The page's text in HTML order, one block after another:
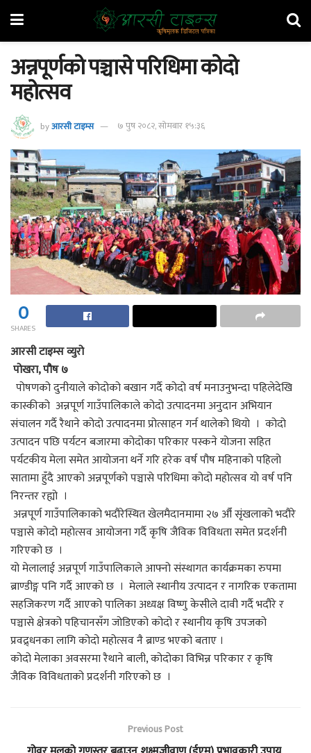
अन्नपूर्णको पञ्चासे परिधिमा कोदो
महोत्सव
byआरसी टाइम्स ७ पुष २०८२, सोमबार १५:३६
0
SHARES
आरसी टाइम्स व्युरो
पोखरा, पौष ७
पोषणको दुनीयाले कोदोको बखान गर्दै कोदो वर्ष मनाउनुभन्दा पहिलेदेखि
कास्कीको अन्नपूर्ण गाउँपालिकाले कोदो उत्पादनमा अनुदान अभियान
संचालन गर्दै रैथाने कोदो उत्पादनमा प्रोत्साहन गर्न थालेको थियो । कोदो
उत्पादन पछि पर्यटन बजारमा कोदोका परिकार पस्कने योजना सहित
पर्यटकीय मेला समेत आयोजना थर्ने गरि हरेक वर्ष पौष महिनाको पहिलो
सातामा हुँदै आएको अन्नपूर्णको पञ्चासे परिधिमा कोदो महोत्सव यो वर्ष पनि
निरन्तर रह्यो ।
अन्नपूर्ण गाउँपालिकाको भदौरेस्थित खेलमैदानमामा २७ औँ सृंखलाको भदौरे
पञ्चासे कोदो महोत्सव आयोजना गर्दै कृषि जैविक विविधता समेत प्रदर्शनी
गरिएको छ ।
यो मेलालाई अन्नपूर्ण गाउँपालिकाले आफ्नो संस्थागत कार्यक्रमका रुपमा
ब्राण्डीङ्ग पनि गर्दै आएको छ । मेलाले स्थानीय उत्पादन र नागरिक एकतामा
सहजिकरण गर्दै आएको पालिका अध्यक्ष विष्णु केसीले दावी गर्दै भदौरे र
पञ्चासे क्षेत्रको पहिचानसँग जोडिएको कोदो र स्थानीय कृषि उपजको
प्रवद्र्धनका लागि कोदो महोत्सव नै ब्राण्ड भएको बताए ।
कोदो मेलाका अवसरमा रैथाने बाली, कोदोका विभिन्न परिकार र कृषि
जैविक विविधताको प्रदर्शनी गरिएको छ ।
Previous Post